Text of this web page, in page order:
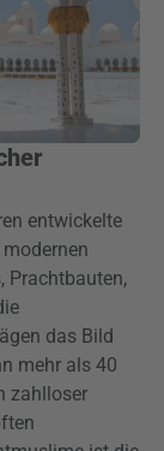
entwickelte
Prachtbauten,
das Bild
mehr als 40
zahlloser